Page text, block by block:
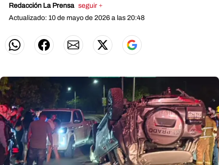
Redacción La Prensa seguir +
Actualizado: 10 de mayo de 2026 a las 20:48